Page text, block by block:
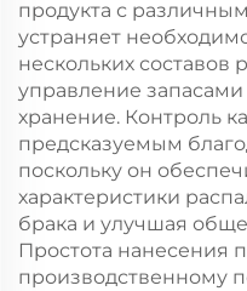
продукта с
устраняет
нескольких составов
управление
хранение. Контроль
предсказуемым
поскольку он
характеристики
брака и улучшая
Простота нанесения
производственному